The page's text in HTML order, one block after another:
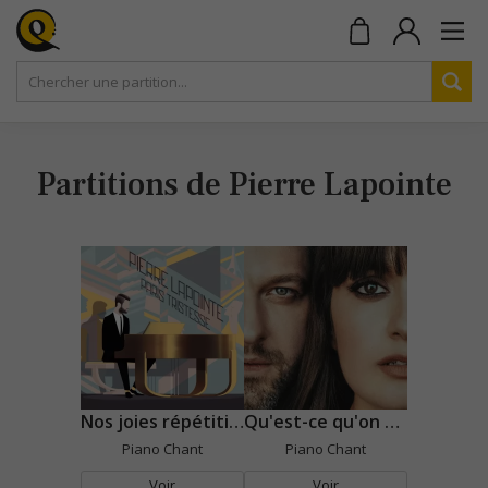
Partitions de Pierre Lapointe
Nos joies répétitives
Piano Chant
Qu'est-ce qu'on y peut ?
Piano Chant